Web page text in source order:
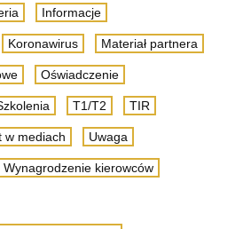
Informacje
Koronawirus Materiał partnera
Oświadczenie
T1/T2 TIR
w mediach Uwaga
Wynagrodzenie kierowców